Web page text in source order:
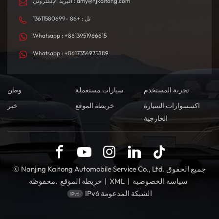
تل : +86 -13611580699
Whatsapp : +8613951966615
Whatsapp : +8617354975889
وطن سيارات مستعملة
تجربة المستخدم
خبر
خريطة الموقع
اكسسوارات السيارة
الخارجية
© Nanjing Kaitong Automobile Service Co., Ltd. جميع الحقوق
محفوظة. خريطة الموقع | XML | سياسة الخصوصية
IPv6 الشبكة المدعومة